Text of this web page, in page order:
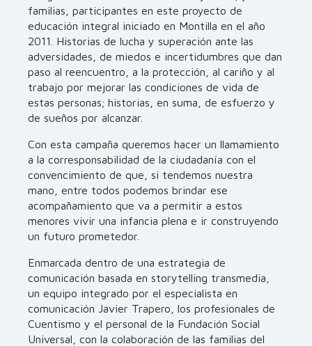
familias, participantes en este proyecto de
educación integral iniciado en Montilla en el año
2011. Historias de lucha y superación ante las
adversidades, de miedos e incertidumbres que dan
paso al reencuentro, a la protección, al cariño y al
trabajo por mejorar las condiciones de vida de
estas personas; historias, en suma, de esfuerzo y
de sueños por alcanzar.
Con esta campaña queremos hacer un llamamiento
a la corresponsabilidad de la ciudadanía con el
convencimiento de que, si tendemos nuestra
mano, entre todos podemos brindar ese
acompañamiento que va a permitir a estos
menores vivir una infancia plena e ir construyendo
un futuro prometedor.
Enmarcada dentro de una estrategia de
comunicación basada en storytelling transmedia,
un equipo integrado por el especialista en
comunicación Javier Trapero, los profesionales de
Cuentismo y el personal de la Fundación Social
Universal, con la colaboración de las familias del